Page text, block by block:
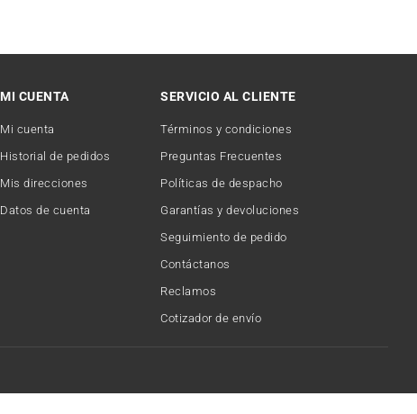
MI CUENTA
Mi cuenta
Historial de pedidos
Mis direcciones
Datos de cuenta
SERVICIO AL CLIENTE
Términos y condiciones
Preguntas Frecuentes
Políticas de despacho
Garantías y devoluciones
Seguimiento de pedido
Contáctanos
Reclamos
Cotizador de envío